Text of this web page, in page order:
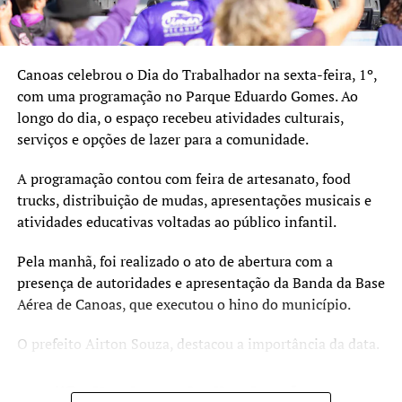
grande expectativa da série ouro, com os desfiles de
escolas tradicionais e favoritas ao título, como Unidos de
Padre Miguel, São Clemente, União da Ilha do
Governador e Império Serrano.
– 18h30 – Painel Audiovisual e Educação: Encontro
focado no cinema como ferramenta pedagógica. O debate
contará com a presença de André Bozzetti (idealizador
do FECEA – Alvorada), Katia Souza Montinelli
(coordenadora do CurtaENEM) e de professores locais que
compartilham as suas experiências práticas.
O Curta Fecic é financiado pelo PIC 2023, via Secretaria
de Cultura e Turismo e Prefeitura de Canoas. A realização
é da Prosa Filmes, com gestão cultural e produção
apoio institucional do Metropolitano RS, Fundacine e
CurtaENEM.
Canoas celebrou o Dia do Trabalhador na sexta-feira, 1º,
com uma programação no Parque Eduardo Gomes. Ao
longo do dia, o espaço recebeu atividades culturais,
serviços e opções de lazer para a comunidade.
A programação contou com feira de artesanato, food
trucks, distribuição de mudas, apresentações musicais e
atividades educativas voltadas ao público infantil.
Pela manhã, foi realizado o ato de abertura com a
presença de autoridades e apresentação da Banda da Base
Aérea de Canoas, que executou o hino do município.
O prefeito Airton Souza, destacou a importância da data.